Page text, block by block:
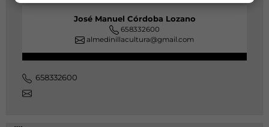
José Manuel Córdoba Lozano
658332600
almedinillacultura@gmail.com
658332600